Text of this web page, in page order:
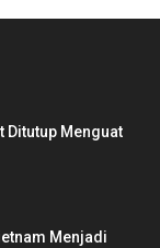
Ditutup Menguat
Menjadi